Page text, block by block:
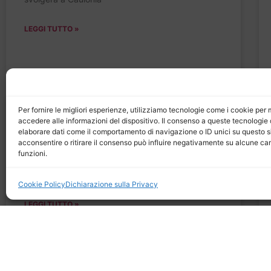
Per fornire le migliori esperienze, utilizziamo tecnologie come i cookie per
accedere alle informazioni del dispositivo. Il consenso a queste tecnologie
elaborare dati come il comportamento di navigazione o ID unici su questo
acconsentire o ritirare il consenso può influire negativamente su alcune
funzioni.
Cookie PolicyDichiarazione sulla Privacy
LEGGI TUTTO »
Premio Angelo Frammartino
2010 – Pace è Convivialità
LEGGI TUTTO »